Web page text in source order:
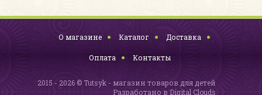
О магазине Каталог Доставка
Оплата Контакты
2015 - 2026 © Tutsyk - магазин товаров для детей
Разработано в Digital Clouds